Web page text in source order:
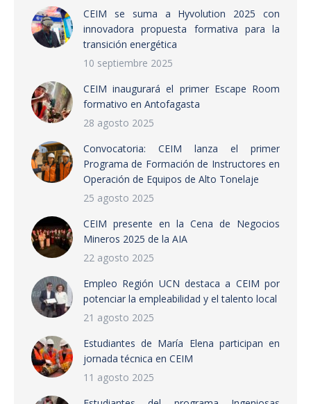
CEIM se suma a Hyvolution 2025 con
innovadora propuesta formativa para la
transición energética
10 septiembre 2025
CEIM inaugurará el primer Escape Room
formativo en Antofagasta
28 agosto 2025
Convocatoria: CEIM lanza el primer
Programa de Formación de Instructores en
Operación de Equipos de Alto Tonelaje
25 agosto 2025
CEIM presente en la Cena de Negocios
Mineros 2025 de la AIA
22 agosto 2025
Empleo Región UCN destaca a CEIM por
potenciar la empleabilidad y el talento local
21 agosto 2025
Estudiantes de María Elena participan en
jornada técnica en CEIM
11 agosto 2025